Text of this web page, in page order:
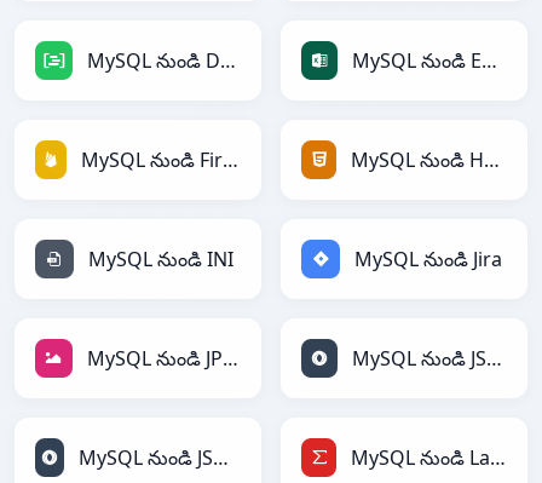
MySQL నుండి DAX MySQL నుండి Excel
MySQL నుండి Firebase MySQL నుండి HTML
MySQL నుండి INI MySQL నుండి Jira
MySQL నుండి JPEG MySQL నుండి JSON
MySQL నుండి JSONLines MySQL నుండి LaTeX